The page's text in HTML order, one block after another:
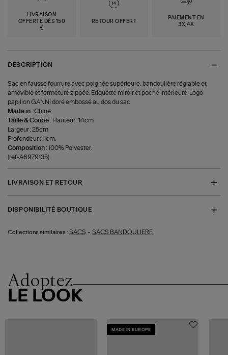
LIVRAISON
OFFERTE DÈS 150
€
RETOUR OFFERT
PAIEMENT EN
3X,4X
DESCRIPTION
Sac en fausse fourrure avec poignée supérieure, bandoulière réglable et
amovible et fermeture zippée. Etiquette miroir et poche intérieure. Logo
papillon GANNI doré embossé au dos du sac
Made in :Chine.
Taille & Coupe : Hauteur : 14cm
Largeur : 25cm
Profondeur : 11cm.
Composition :100% Polyester.
(ref-A6979135)
LIVRAISON ET RETOUR
DISPONIBILITÉ BOUTIQUE
Collections similaires : SACS -SACS BANDOULIERE
Adoptez
LE LOOK
MADE IN EUROPE